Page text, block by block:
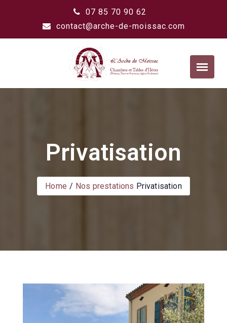
07 85 70 90 62
contact@arche-de-moissac.com
Privatisation
Home Nos prestations Privatisation